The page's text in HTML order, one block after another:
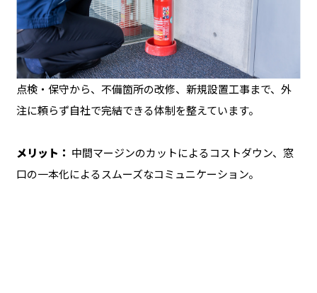
点検・保守から、不備箇所の改修、新規設置工事まで、外
注に頼らず自社で完結できる体制を整えています。
メリット： 中間マージンのカットによるコストダウン、窓
口の一本化によるスムーズなコミュニケーション。